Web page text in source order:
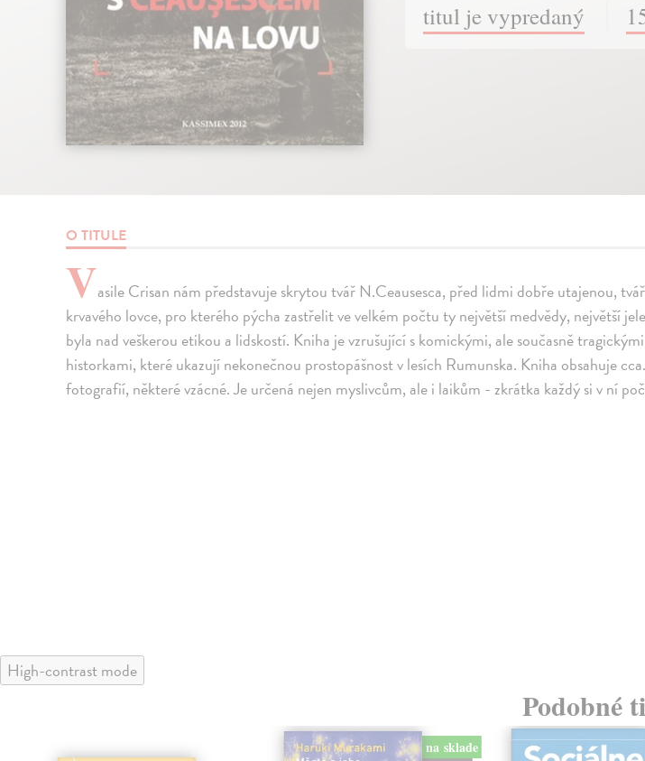
titul je vypredaný
O TITULE
Vasile Crisan nám představuje skrytou tvář N.Ceausesca, před lidmi dobře utajenou, tvář
krvavého lovce, pro kterého pýcha zastřelit ve velkém počtu ty největší medvědy, největší
byla nad veškerou etikou a lidskostí. Kniha je vzrušující s komickými, ale současně tragickými
historkami, které ukazují nekonečnou prostopášnost v lesích Rumunska. Kniha obsahuje
fotografií, některé vzácné. Je určená nejen myslivcům, ale i laikům - zkrátka každý si v ní
High-contrast mode
Podobné
na sklade